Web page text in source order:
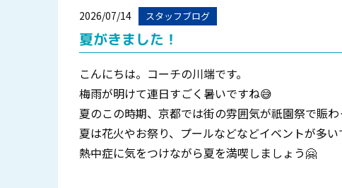
2026/07/14 スタッフブログ
夏がきました！
こんにちは。コーチの川端です。
梅雨が明けて連日すごく暑いですね😅
夏のこの時期、京都では街の雰囲気が祇園祭で賑
夏は花火やお祭り、プールなどなどイベントが多い
熱中症に気をつけながら夏を満喫しましょう🤗